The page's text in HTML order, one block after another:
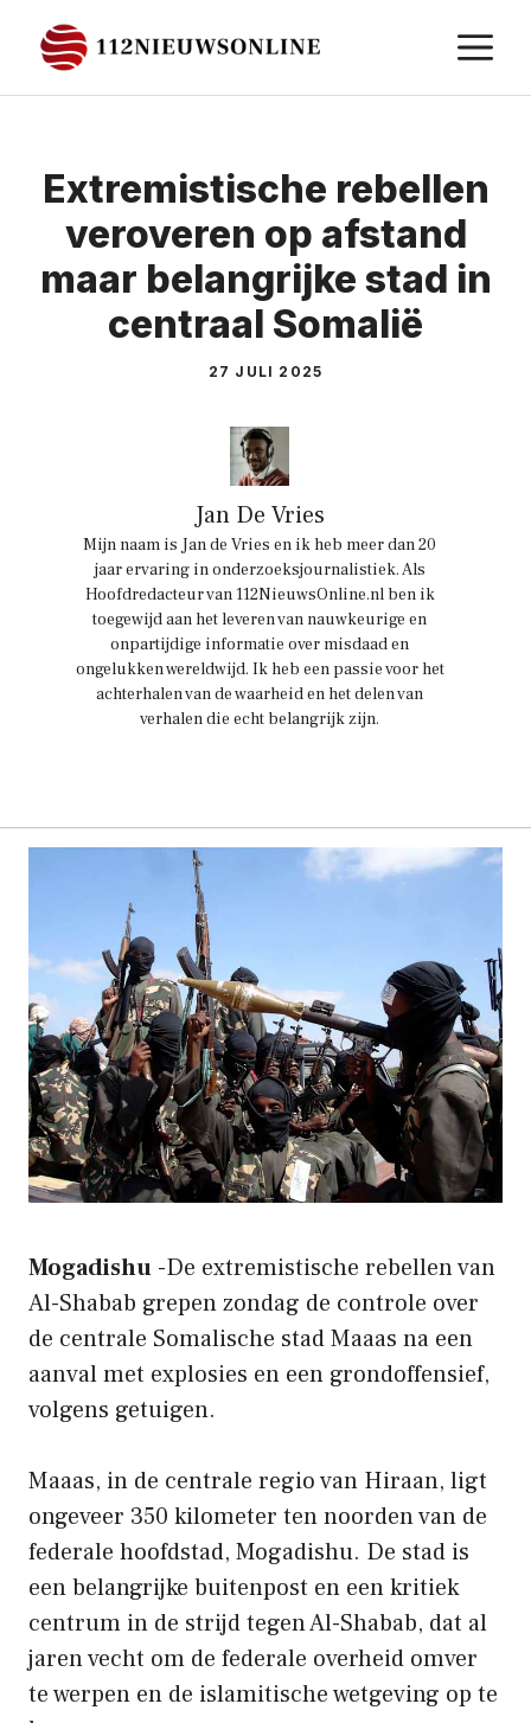
naar
de
Extremistische rebellen
veroveren op afstand
maar belangrijke stad in
centraal Somalië
27 JULI 2025
Jan De Vries
Mijn naam is Jan de Vries en ik heb meer dan 20
jaar ervaring in onderzoeksjournalistiek. Als
Hoofdredacteur van 112NieuwsOnline.nl ben ik
toegewijd aan het leveren van nauwkeurige en
onpartijdige informatie over misdaad en
ongelukken wereldwijd. Ik heb een passie voor het
achterhalen van de waarheid en het delen van
verhalen die echt belangrijk zijn.
Mogadishu -De extremistische rebellen van
Al-Shabab grepen zondag de controle over
de centrale Somalische stad Maaas na een
aanval met explosies en een grondoffensief,
volgens getuigen.
Maaas, in de centrale regio van Hiraan, ligt
ongeveer 350 kilometer ten noorden van de
federale hoofdstad, Mogadishu. De stad is
een belangrijke buitenpost en een kritiek
centrum in de strijd tegen Al-Shabab, dat al
jaren vecht om de federale overheid omver
te werpen en de islamitische wetgeving op te